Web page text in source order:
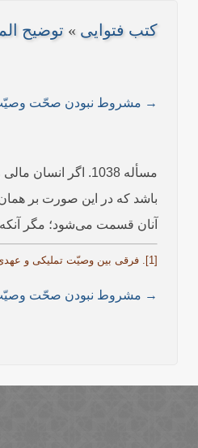
کتب فتوایی » توضیح
→ مشروط نبودن صحّت
باشد که در این صورت بر
آنان قسمت می‌شود؛ مگر آنکه
[1]. فرقی بین وصیّت تملیکی و عهدی در حکم مذکور نیست.
→ مشروط نبودن صحّت